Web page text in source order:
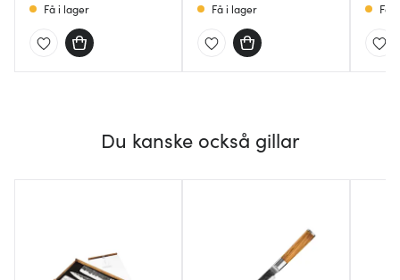
Få i lager Få i lager Få
Du kanske också gillar